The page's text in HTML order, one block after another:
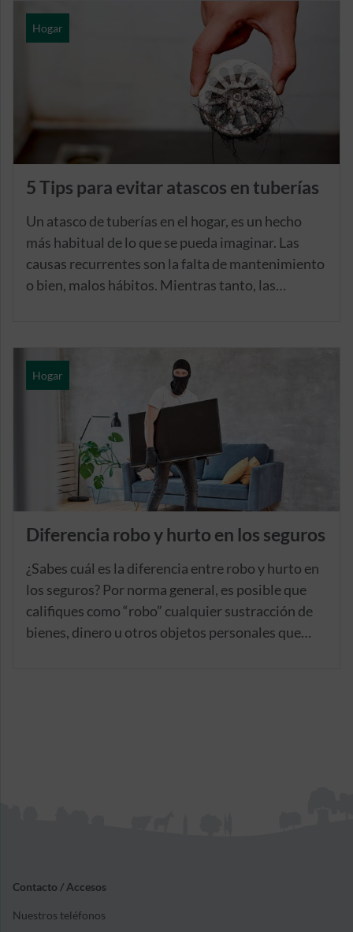
Hogar
5 Tips para evitar atascos en tuberías
Un atasco de tuberías en el hogar, es un hecho
más habitual de lo que se pueda imaginar. Las
causas recurrentes son la falta de mantenimiento
o bien, malos hábitos. Mientras tanto, las
obstrucciones importantes, que pueden suponer
un desembolso económico notable.
Hogar
Diferencia robo y hurto en los seguros
¿Sabes cuál es la diferencia entre robo y hurto en
los seguros? Por norma general, es posible que
califiques como “robo” cualquier sustracción de
bienes, dinero u otros objetos personales que
Contacto / Accesos
Nuestros teléfonos